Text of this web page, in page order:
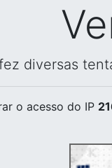
diversas
o acesso do IP